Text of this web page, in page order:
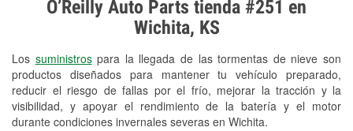
O’Reilly Auto Parts tienda #251 en
Wichita, KS
Los suministrospara la llegada de las tormentas de nieve son
productos diseñados para mantener tu vehículo preparado,
reducir el riesgo de fallas por el frío, mejorar la tracción y la
visibilidad, y apoyar el rendimiento de la batería y el motor
durante condiciones invernales severas en Wichita.
Revisión de la luz "Check Engine"
Reciclaje de baterías y aceite
Instalación de bombillas de faros
Instalación de limpiaparabrisas